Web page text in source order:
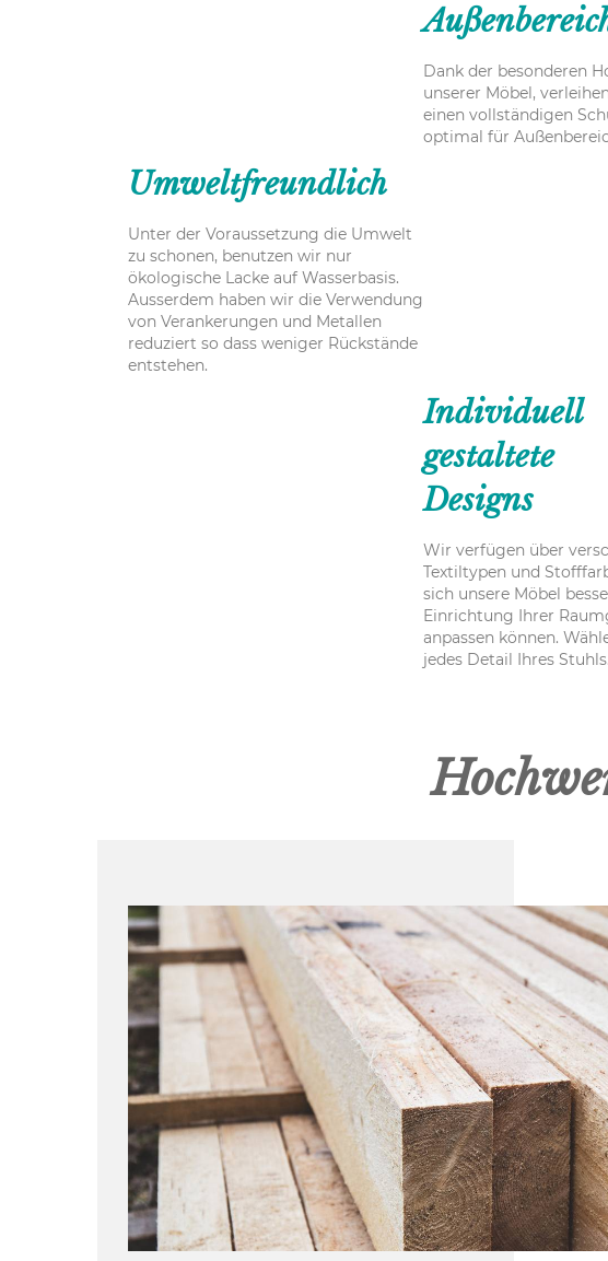
Dank der besonderen
unserer Möbel,
einen vollständigen
optimal für
Umweltfreundlich
Unter der Voraussetzung die Umwelt
zu schonen, benutzen wir nur
ökologische Lacke auf Wasserbasis.
Ausserdem haben wir die Verwendung
von Verankerungen und Metallen
reduziert so dass weniger Rückstände
entstehen.
Individuell
gestaltete
Designs
Wir verfügen über
Textiltypen und
sich unsere Möbel
Einrichtung Ihrer
anpassen können.
jedes Detail Ihres Stuhls.